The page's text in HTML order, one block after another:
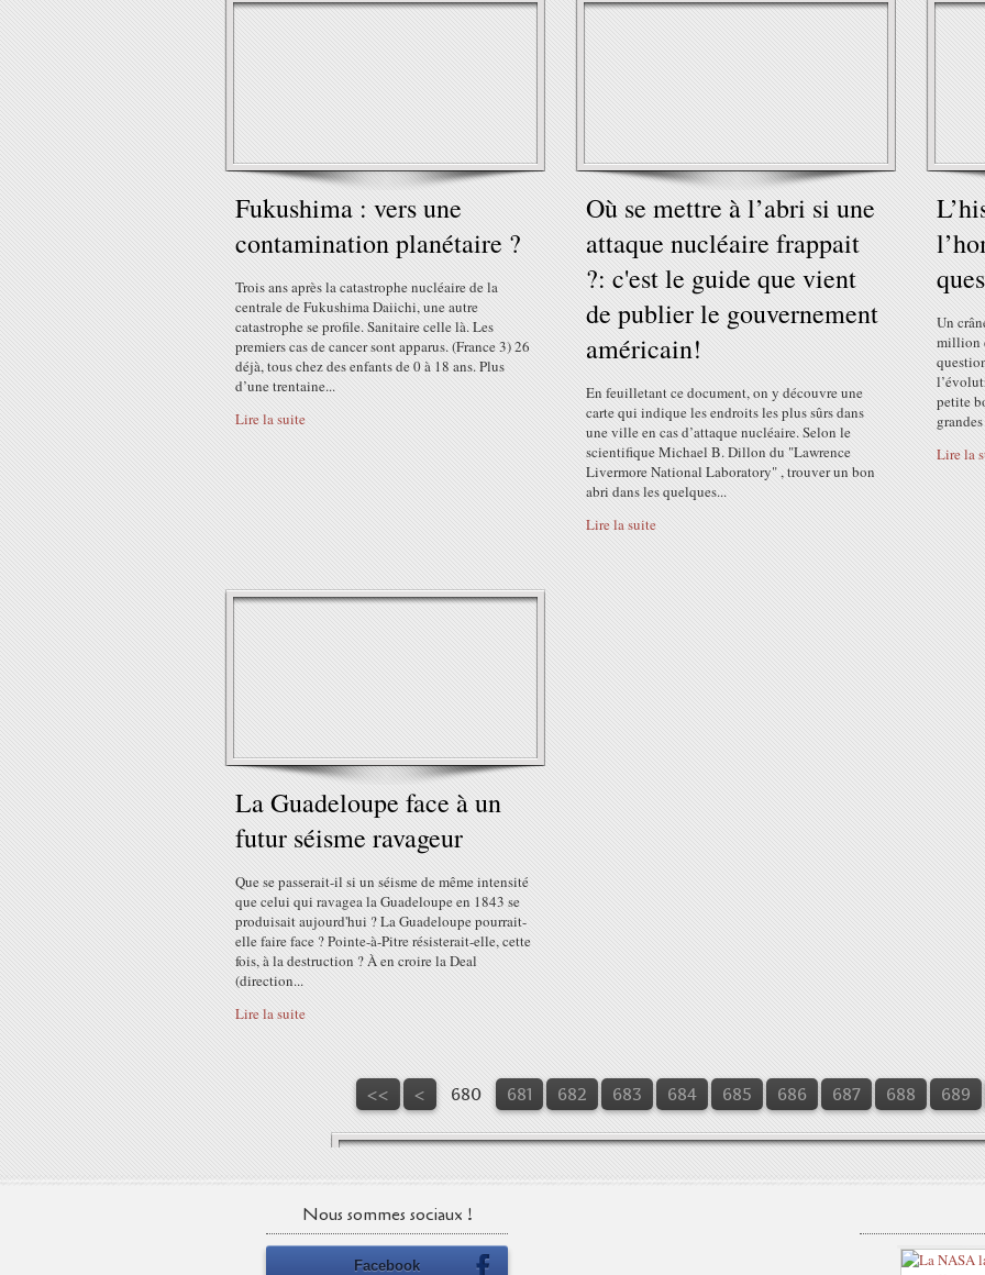
Fukushima : vers une
contamination planétaire ?
Trois ans après la catastrophe nucléaire de la
centrale de Fukushima Daiichi, une autre
catastrophe se profile. Sanitaire celle là. Les
premiers cas de cancer sont apparus. (France 3) 26
déjà, tous chez des enfants de 0 à 18 ans. Plus
d’une trentaine...
Lire la suite
Où se mettre à l’abri si une
attaque nucléaire frappait
?: c'est le guide que vient
de publier le gouvernement
américain!
En feuilletant ce document, on y découvre une
carte qui indique les endroits les plus sûrs dans
une ville en cas d’attaque nucléaire. Selon le
scientifique Michael B. Dillon du "Lawrence
Livermore National Laboratory" , trouver un bon
abri dans les quelques...
Lire la suite
Un
million
petite
Lire la
La Guadeloupe face à un
futur séisme ravageur
Que se passerait-il si un séisme de même intensité
que celui qui ravagea la Guadeloupe en 1843 se
produisait aujourd'hui ? La Guadeloupe pourrait-
elle faire face ? Pointe-à-Pitre résisterait-elle, cette
fois, à la destruction ? À en croire la Deal
(direction...
Lire la suite
<< < 600
610
620
630
640
650
660
670
680 681 682 683 684 685 686 687 688 689
Nous sommes sociaux !
Facebook